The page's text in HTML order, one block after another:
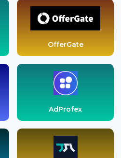
OfferGate
AdProfex